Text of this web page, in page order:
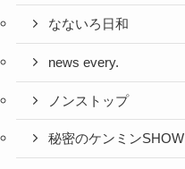
なないろ日和
news every.
ノンストップ
秘密のケンミンSHOW